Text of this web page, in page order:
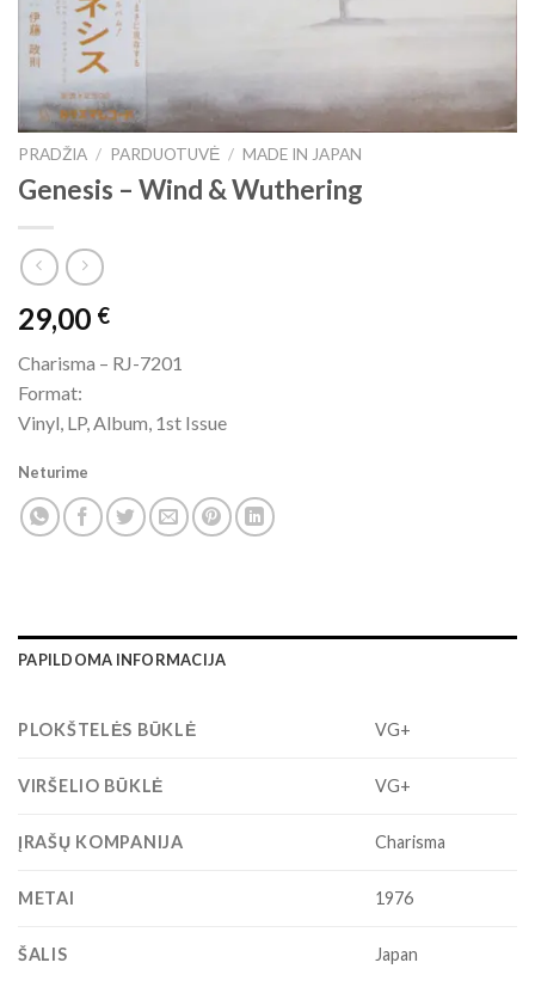
PRADŽIA / PARDUOTUVĖ / MADE IN JAPAN
Genesis ‎– Wind & Wuthering
29,00 €
Charisma ‎– RJ-7201
Format:
Vinyl, LP, Album, 1st Issue
Neturime
PAPILDOMA INFORMACIJA
PLOKŠTELĖS BŪKLĖ VG+
VIRŠELIO BŪKLĖ VG+
ĮRAŠŲ KOMPANIJA Charisma
METAI 1976
ŠALIS Japan